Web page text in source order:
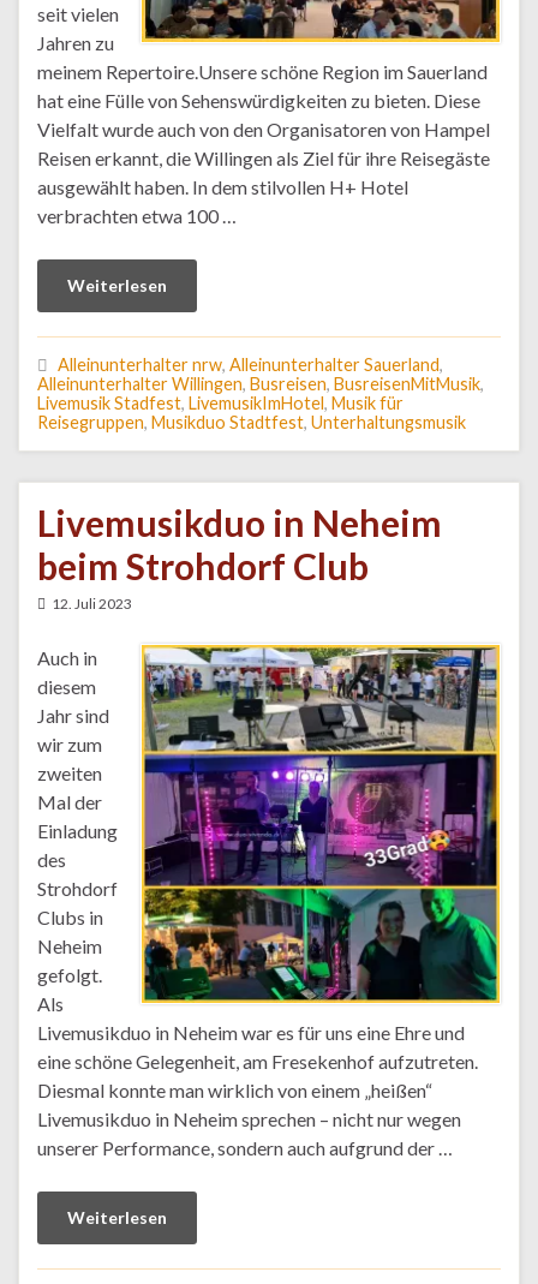
seit vielen
Jahren zu
meinem Repertoire.Unsere schöne Region im Sauerland
hat eine Fülle von Sehenswürdigkeiten zu bieten. Diese
Vielfalt wurde auch von den Organisatoren von Hampel
Reisen erkannt, die Willingen als Ziel für ihre Reisegäste
ausgewählt haben. In dem stilvollen H+ Hotel
verbrachten etwa 100 …
Weiterlesen
Alleinunterhalter nrw, Alleinunterhalter Sauerland,
Alleinunterhalter Willingen, Busreisen, BusreisenMitMusik,
Livemusik Stadfest, LivemusikImHotel, Musik für
Reisegruppen, Musikduo Stadtfest, Unterhaltungsmusik
Livemusikduo in Neheim
beim Strohdorf Club
12. Juli 2023
Auch in
diesem
Jahr sind
wir zum
zweiten
Mal der
Einladung
des
Strohdorf
Clubs in
Neheim
gefolgt.
Als
Livemusikduo in Neheim war es für uns eine Ehre und
eine schöne Gelegenheit, am Fresekenhof aufzutreten.
Diesmal konnte man wirklich von einem „heißen“
Livemusikduo in Neheim sprechen – nicht nur wegen
unserer Performance, sondern auch aufgrund der …
Weiterlesen